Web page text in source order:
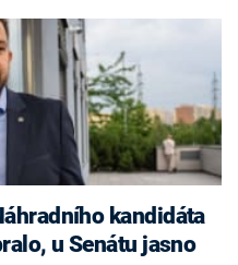
kandidáta
u Senátu jasno